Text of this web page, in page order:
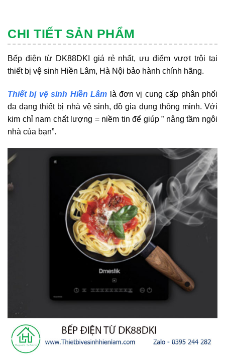
CHI TIẾT SẢN PHẨM
Bếp điện từ DK88DKI giá rẻ nhất, ưu điểm vượt trội tại
thiết bị vệ sinh Hiền Lâm, Hà Nội bảo hành chính hãng.
Thiết bị vệ sinh Hiền Lâm là đơn vị cung cấp phân phối
đa dạng thiết bị nhà vệ sinh, đồ gia dụng thông minh. Với
kim chỉ nam chất lượng = niềm tin để giúp ” nâng tầm ngôi
nhà của bạn”.